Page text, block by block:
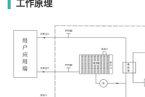
工作原理
寸mm/
400*600*1150
180kg
AC 220V
50HZ
50HZ
50HZ
1.8kW(max)
2.5kW(max)
· 选配：SUS 304机箱、ExdIIBT4防爆、
防爆只能采用水冷方式)